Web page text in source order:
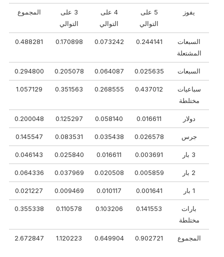
يفوز
5 على
التوالي
4 على
التوالي
3 على
التوالي
المجموع
السبعات
المشتعلة
0.244141
0.073242
0.170898
0.488281
السبعات 0.025635
0.064087
0.205078
0.294800
سباعيات
مختلطة
0.437012
0.268555
0.351563
1.057129
دولار 0.016611
0.058140
0.125297
0.200048
جرس 0.026578
0.035438
0.083531
0.145547
0.003691
0.016611
0.025840
0.046143
0.005859
0.020508
0.037969
0.064336
0.001641
0.010117
0.009469
0.021227
بارات
مختلطة
0.141553
0.103206
0.110578
0.355338
المجموع 0.902721
0.649904
1.120223
2.672847